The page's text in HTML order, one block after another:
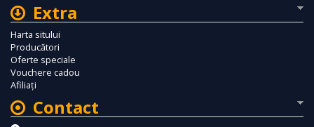
Extra
Harta sitului
Producători
Oferte speciale
Vouchere cadou
Afiliaţi
Contact